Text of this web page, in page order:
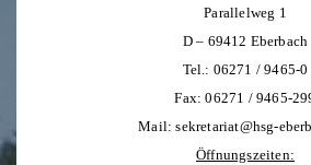
Parallelweg 1
D – 69412 Eberbach
Tel.: 06271 / 9465-0
Fax: 06271 / 9465-
Mail:sekretariat@hsg-
Öffnungszeiten: